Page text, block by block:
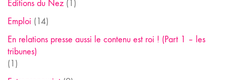
Editions du Nez (1)
Emploi (14)
En relations presse aussi le contenu est roi ! (Part 1 – les
tribunes)
(1)